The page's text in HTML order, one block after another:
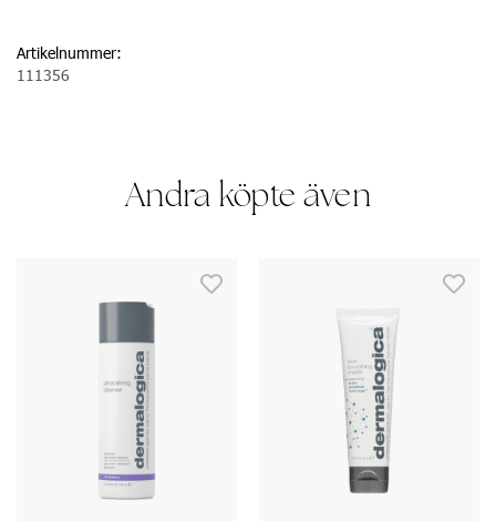
Artikelnummer:
111356
Andra köpte även